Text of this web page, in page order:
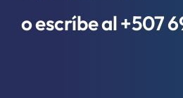
o escríbe al +507